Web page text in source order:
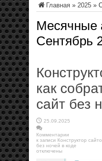
Главная » 2025 »
Месячные
Сентябрь
как
сайт без
25.09.2025
Комментарии
к записи Конструктор
без ночей в коде
отключены